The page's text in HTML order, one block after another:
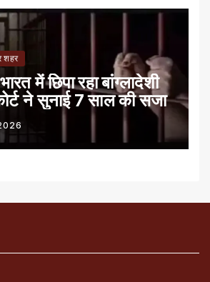
शहर
में छिपा रहा बांग्लादेशी
ने सुनाई 7 साल की सजा